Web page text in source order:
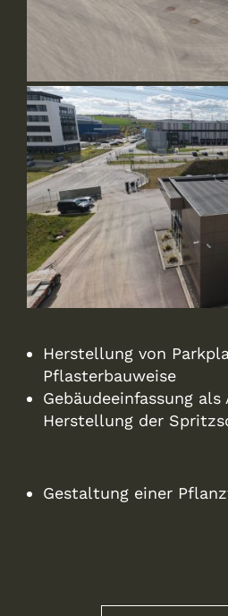
Herstellung von
Pflasterbauweise
Gebäudeeinfassung
Herstellung der
Gestaltung einer